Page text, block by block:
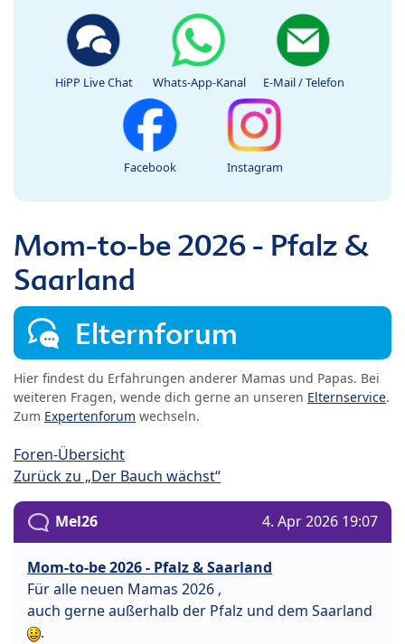
HiPP Live Chat Whats-App-Kanal E-Mail / Telefon
Facebook Instagram
Mom-to-be 2026 - Pfalz &
Saarland
Elternforum
Hier findest du Erfahrungen anderer Mamas und Papas. Bei
weiteren Fragen, wende dich gerne an unseren Elternservice.
Zum Expertenforum wechseln.
Foren-Übersicht
Zurück zu „Der Bauch wächst“
Mel26 4. Apr 2026 19:07
Mom-to-be 2026 - Pfalz & Saarland
Für alle neuen Mamas 2026 ,
auch gerne außerhalb der Pfalz und dem Saarland
.